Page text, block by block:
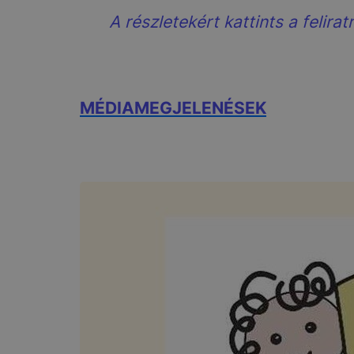
A részletekért kattints a
MÉDIAMEGJELENÉSEK